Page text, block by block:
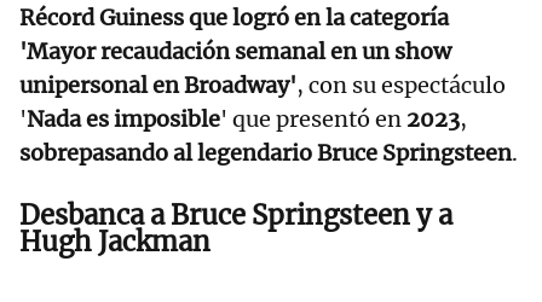
Récord Guiness que logró en la categoría
'Mayor recaudación semanal en un show
unipersonal en Broadway', con su espectáculo
'Nada es imposible' que presentó en 2023,
sobrepasando al legendario Bruce Springsteen.
Desbanca a Bruce Springsteen y a
Hugh Jackman